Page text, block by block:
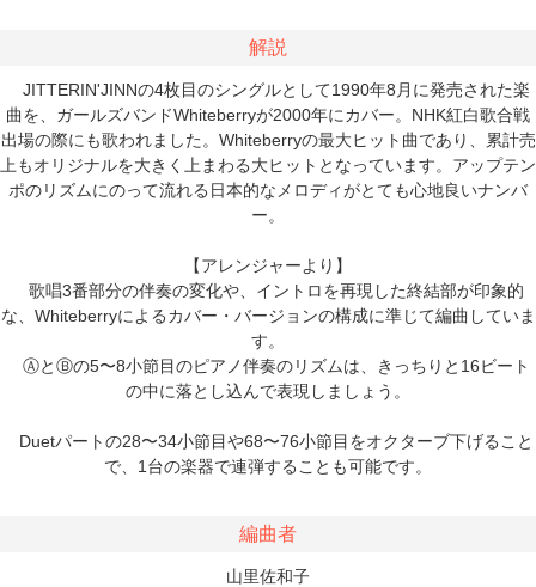
解説
JITTERIN'JINNの4枚目のシングルとして1990年8月に発売された楽
曲を、ガールズバンドWhiteberryが2000年にカバー。NHK紅白歌合戦
出場の際にも歌われました。Whiteberryの最大ヒット曲であり、累計売
上もオリジナルを大きく上まわる大ヒットとなっています。アップテン
ポのリズムにのって流れる日本的なメロディがとても心地良いナンバ
ー。
【アレンジャーより】
歌唱3番部分の伴奏の変化や、イントロを再現した終結部が印象的
な、Whiteberryによるカバー・バージョンの構成に準じて編曲していま
す。
ⒶとⒷの5〜8小節目のピアノ伴奏のリズムは、きっちりと16ビート
の中に落とし込んで表現しましょう。
Duetパートの28〜34小節目や68〜76小節目をオクターブ下げること
で、1台の楽器で連弾することも可能です。
編曲者
山里佐和子